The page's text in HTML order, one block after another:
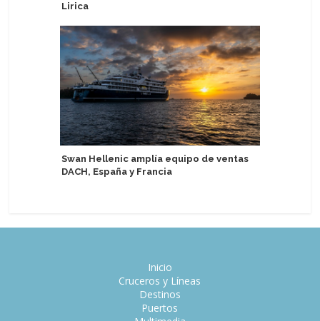
Lirica
Swan Hellenic amplía equipo de ventas
DACH, España y Francia
Inicio
Cruceros y Líneas
Destinos
Puertos